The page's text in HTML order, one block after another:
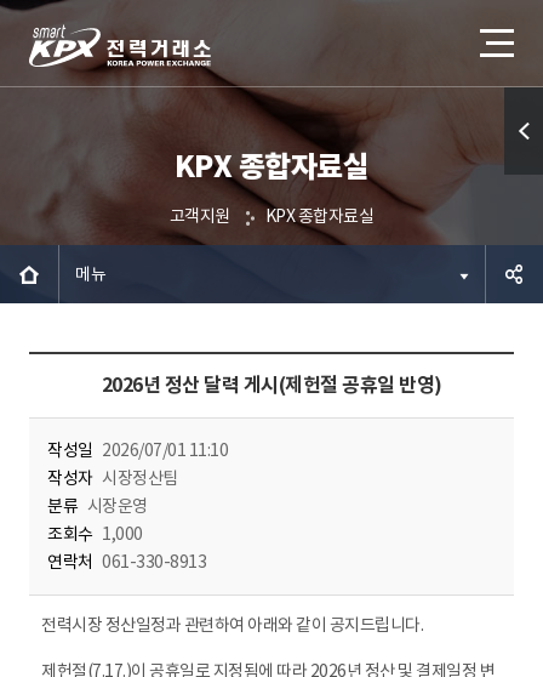
KPX 종합자료실
고객지원 KPX 종합자료실
메뉴
2026년 정산 달력 게시(제헌절 공휴일 반영)
작성일 2026/07/01 11:10
작성자 시장정산팀
분류 시장운영
조회수 1,000
연락처 061-330-8913
전력시장 정산일정과 관련하여 아래와 같이 공지드립니다.
제헌절(7.17.)이 공휴일로 지정됨에 따라 2026년 정산 및 결제일정 변